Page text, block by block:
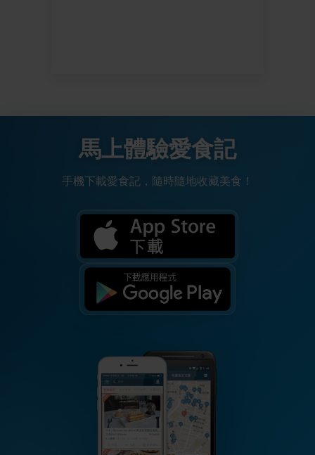
馬上體驗愛食記
手機下載愛食記，隨時隨地收藏美食！